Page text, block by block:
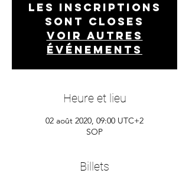
Les inscriptions
sont closes
Voir autres
événements
Heure et lieu
02 août 2020, 09:00 UTC+2
SOP
Billets